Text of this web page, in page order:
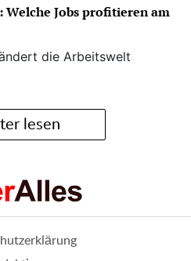
Jobs profitieren am
die Arbeitswelt
lesen